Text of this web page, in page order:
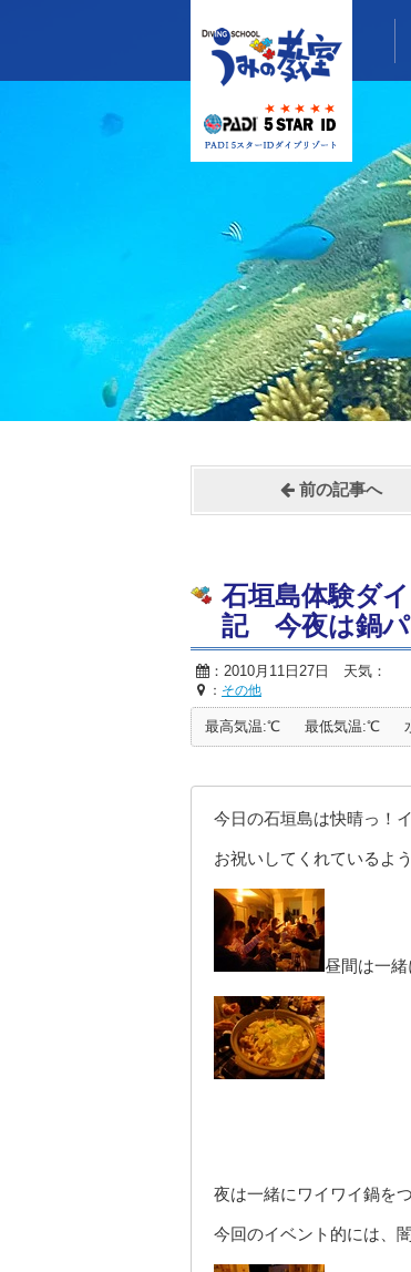
前の記事へ
石垣島体験ダ
記 今夜は鍋パ
：2010月11日27日 天気：
： その他
最高気温:℃ 最低気温:℃
今日の石垣島は快晴っ！
お祝いしてくれているよ
昼間は一
夜は一緒にワイワイ鍋を
今回のイベント的には、